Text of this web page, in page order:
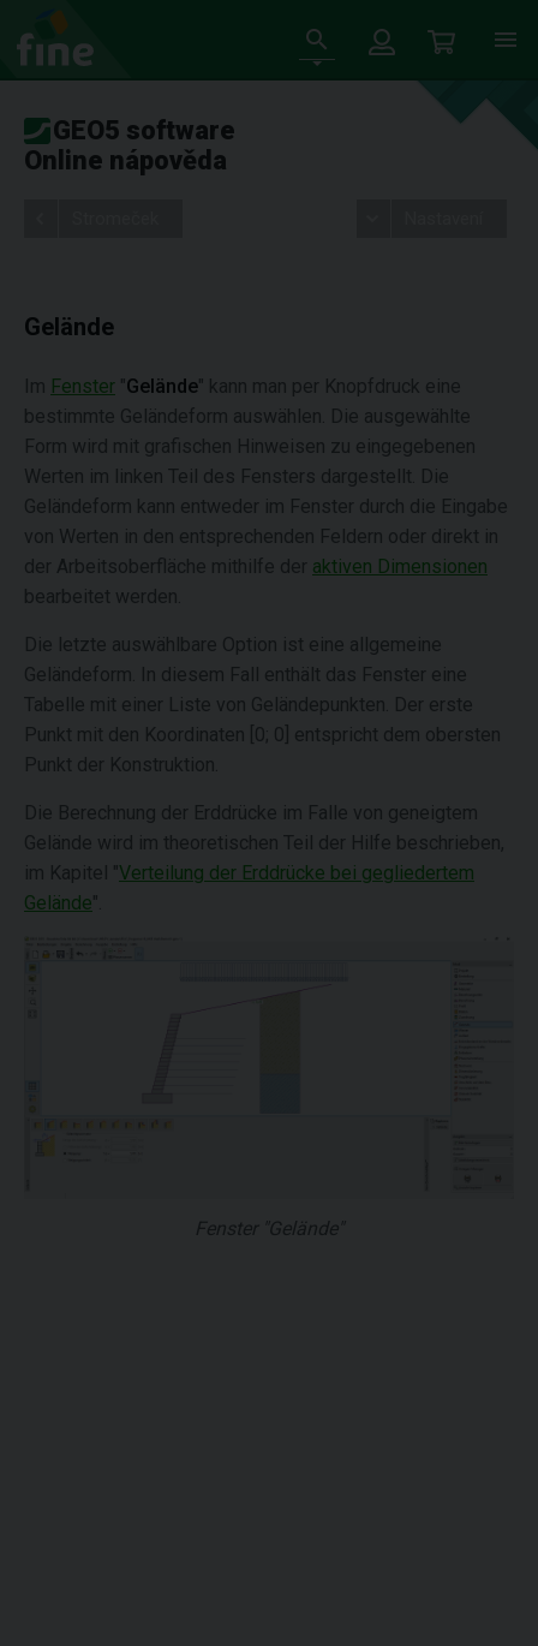
GEO5 software
Online nápověda
Gelände
Im Fenster "Gelände" kann man per Knopfdruck eine
bestimmte Geländeform auswählen. Die ausgewählte
Form wird mit grafischen Hinweisen zu eingegebenen
Werten im linken Teil des Fensters dargestellt. Die
Geländeform kann entweder im Fenster durch die Eingabe
von Werten in den entsprechenden Feldern oder direkt in
der Arbeitsoberfläche mithilfe der aktiven Dimensionen
bearbeitet werden.
Die letzte auswählbare Option ist eine allgemeine
Geländeform. In diesem Fall enthält das Fenster eine
Tabelle mit einer Liste von Geländepunkten. Der erste
Punkt mit den Koordinaten [0; 0] entspricht dem obersten
Punkt der Konstruktion.
Die Berechnung der Erddrücke im Falle von geneigtem
Gelände wird im theoretischen Teil der Hilfe beschrieben,
im Kapitel "Verteilung der Erddrücke bei gegliedertem
Gelände".
Fenster "Gelände"